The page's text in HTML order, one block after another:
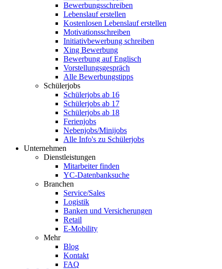
Bewerbungsschreiben
Lebenslauf erstellen
Kostenlosen Lebenslauf erstellen
Motivationsschreiben
Initiativbewerbung schreiben
Xing Bewerbung
Bewerbung auf Englisch
Vorstellungsgespräch
Alle Bewerbungstipps
Schülerjobs
Schülerjobs ab 16
Schülerjobs ab 17
Schülerjobs ab 18
Ferienjobs
Nebenjobs/Minijobs
Alle Info's zu Schülerjobs
Unternehmen
Dienstleistungen
Mitarbeiter finden
YC-Datenbanksuche
Branchen
Service/Sales
Logistik
Banken und Versicherungen
Retail
E-Mobility
Mehr
Blog
Kontakt
FAQ